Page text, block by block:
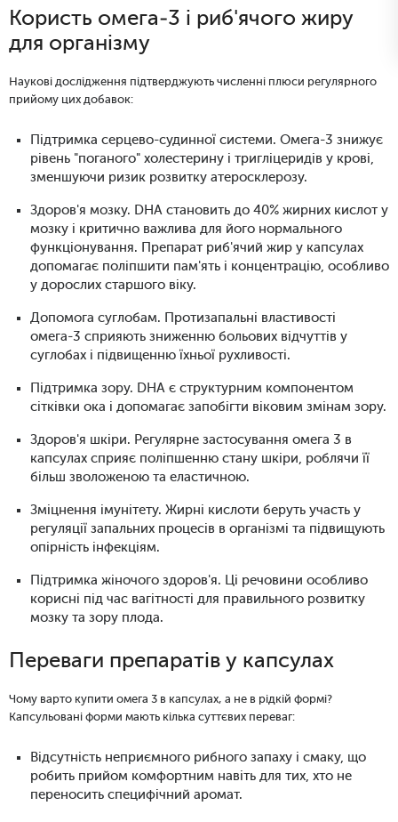
Користь омега-3 і риб'ячого жиру
для організму
Наукові дослідження підтверджують численні плюси регулярного
прийому цих добавок:
Підтримка серцево-судинної системи. Омега-3 знижує
рівень "поганого" холестерину і тригліцеридів у крові,
зменшуючи ризик розвитку атеросклерозу.
Здоров'я мозку. DHA становить до 40% жирних кислот у
мозку і критично важлива для його нормального
функціонування. Препарат риб'ячий жир у капсулах
допомагає поліпшити пам'ять і концентрацію, особливо
у дорослих старшого віку.
Допомога суглобам. Протизапальні властивості
омега-3 сприяють зниженню больових відчуттів у
суглобах і підвищенню їхньої рухливості.
Підтримка зору. DHA є структурним компонентом
сітківки ока і допомагає запобігти віковим змінам зору.
Здоров'я шкіри. Регулярне застосування омега 3 в
капсулах сприяє поліпшенню стану шкіри, роблячи її
більш зволоженою та еластичною.
Зміцнення імунітету. Жирні кислоти беруть участь у
регуляції запальних процесів в організмі та підвищують
опірність інфекціям.
Підтримка жіночого здоров'я. Ці речовини особливо
корисні під час вагітності для правильного розвитку
мозку та зору плода.
Переваги препаратів у капсулах
Чому варто купити омега 3 в капсулах, а не в рідкій формі?
Капсульовані форми мають кілька суттєвих переваг:
Відсутність неприємного рибного запаху і смаку, що
робить прийом комфортним навіть для тих, хто не
переносить специфічний аромат.